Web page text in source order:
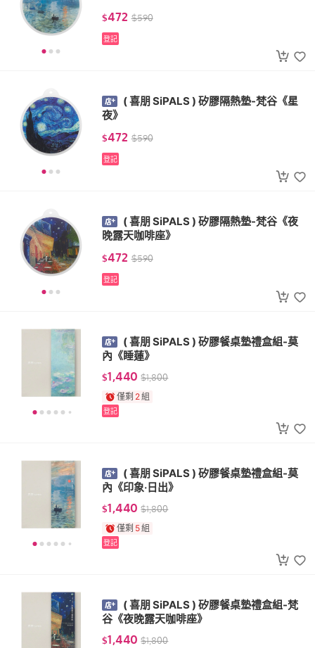
$472 $590
登記
( 喜朋 SiPALS ) 矽膠隔熱墊-梵谷《星
夜》
$472 $590
登記
( 喜朋 SiPALS ) 矽膠隔熱墊-梵谷《夜
晚露天咖啡座》
$472 $590
登記
( 喜朋 SiPALS ) 矽膠餐桌墊禮盒組-莫
內《睡蓮》
$1,440 $1,800
僅剩 2組
登記
( 喜朋 SiPALS ) 矽膠餐桌墊禮盒組-莫
內《印象‧日出》
$1,440 $1,800
僅剩 5組
登記
( 喜朋 SiPALS ) 矽膠餐桌墊禮盒組-梵
谷《夜晚露天咖啡座》
$1,440 $1,800